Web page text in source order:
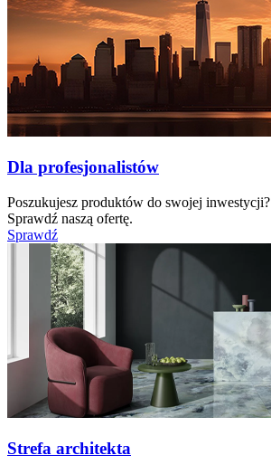
Dla profesjonalistów
Poszukujesz produktów do swojej inwestycji?
Sprawdź naszą ofertę.
Sprawdź
Strefa architekta